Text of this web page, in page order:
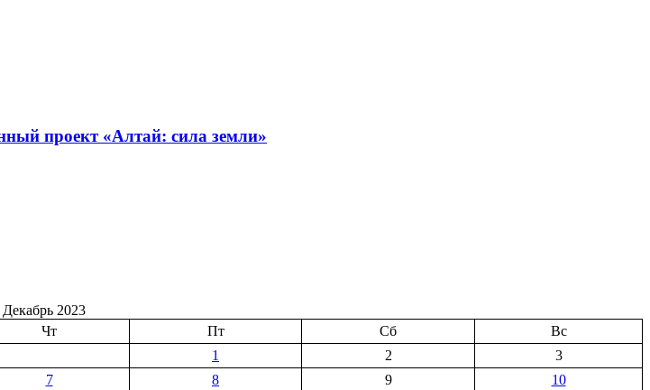
проект «Алтай: сила земли»
Декабрь 2023
Чт Пт Сб
Вс
1
2
3
7 8 9
10